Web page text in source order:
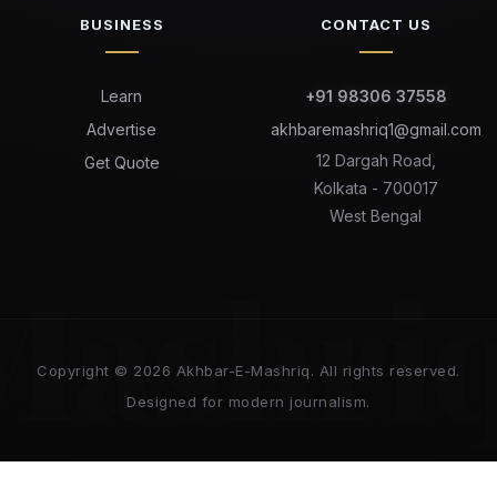
BUSINESS
Learn
Advertise
Get Quote
CONTACT US
+91 98306 37558
akhbaremashriq1@gmail.com
12 Dargah Road,
Kolkata - 700017
West Bengal
Copyright © 2026 Akhbar-E-Mashriq. All rights reserved.
Designed for modern journalism.